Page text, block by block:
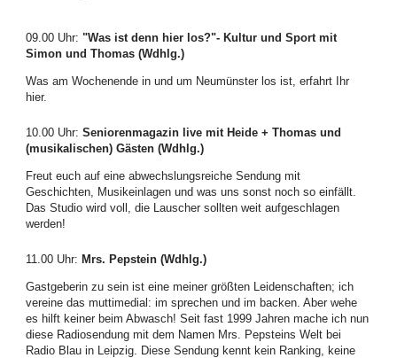
09.00 Uhr: "Was ist denn hier los?"- Kultur und Sport mit
Simon und Thomas (Wdhlg.)
Was am Wochenende in und um Neumünster los ist, erfahrt Ihr
hier.
10.00 Uhr: Seniorenmagazin live mit Heide + Thomas und
(musikalischen) Gästen (Wdhlg.)
Freut euch auf eine abwechslungsreiche Sendung mit
Geschichten, Musikeinlagen und was uns sonst noch so einfällt.
Das Studio wird voll, die Lauscher sollten weit aufgeschlagen
werden!
11.00 Uhr: Mrs. Pepstein (Wdhlg.)
Gastgeberin zu sein ist eine meiner größten Leidenschaften; ich
vereine das muttimedial: im sprechen und im backen. Aber wehe
es hilft keiner beim Abwasch! Seit fast 1999 Jahren mache ich nun
diese Radiosendung mit dem Namen Mrs. Pepsteins Welt bei
Radio Blau in Leipzig. Diese Sendung kennt kein Ranking, keine